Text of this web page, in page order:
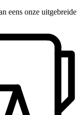
eens onze uitgebreide